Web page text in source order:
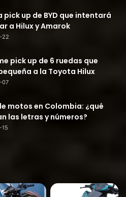
pick up de BYD que intentará
a Hilux y Amarok
22
pick up de 6 ruedas que
a la Toyota Hilux
07
motos en Colombia: ¿qué
las letras y números?